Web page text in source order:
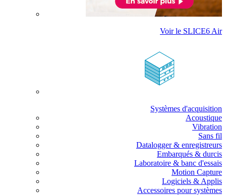
Voir le SLICE6 Air
Systèmes d'acquisition
Acoustique
Vibration
Sans fil
Datalogger & enregistreurs
Embarqués & durcis
Laboratoire & banc d'essais
Motion Capture
Logiciels & Applis
Accessoires pour systèmes